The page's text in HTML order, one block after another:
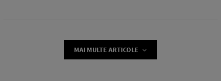
MAI MULTE ARTICOLE